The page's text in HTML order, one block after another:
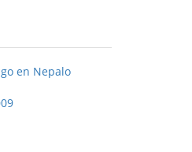
en Nepalo